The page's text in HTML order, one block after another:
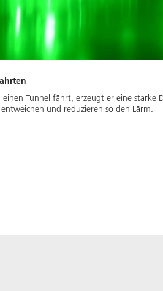
Tunnel fährt, erzeugt er eine starke
und reduzieren so den Lärm.